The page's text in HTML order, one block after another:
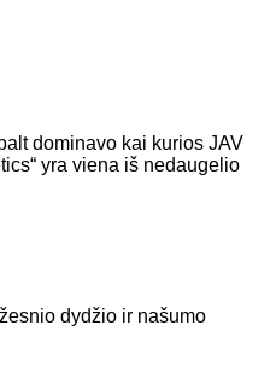
dominavo kai kurios JAV
yra viena iš nedaugelio
dydžio ir našumo